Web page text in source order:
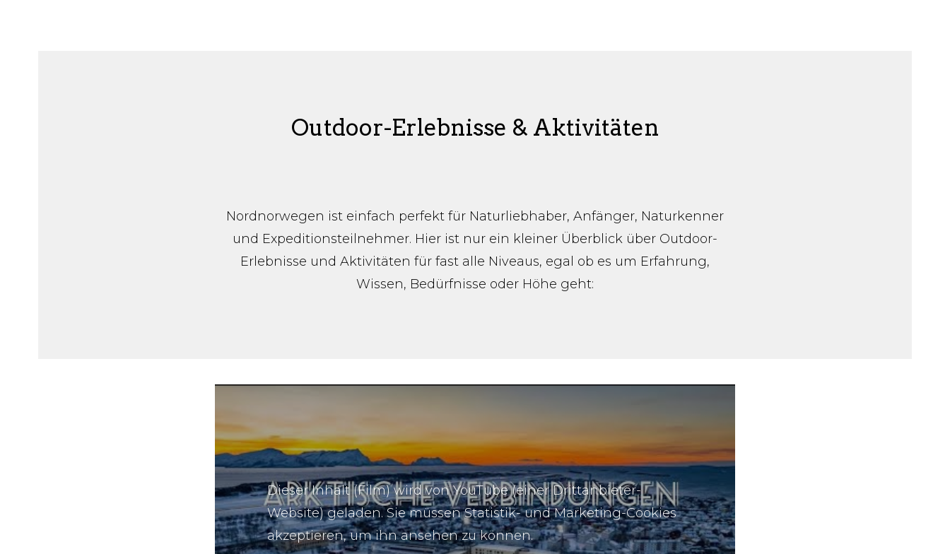
Outdoor-Erlebnisse & Aktivitäten
Nordnorwegen ist einfach perfekt für Naturliebhaber, Anfänger, Naturkenner
und Expeditionsteilnehmer. Hier ist nur ein kleiner Überblick über Outdoor-
Erlebnisse und Aktivitäten für fast alle Niveaus, egal ob es um Erfahrung,
Wissen, Bedürfnisse oder Höhe geht:
Dieser Inhalt (Film) wird von YouTube (einer Drittanbieter-
Website) geladen. Sie müssen Statistik- und Marketing-Cookies
akzeptieren, um ihn ansehen zu können.